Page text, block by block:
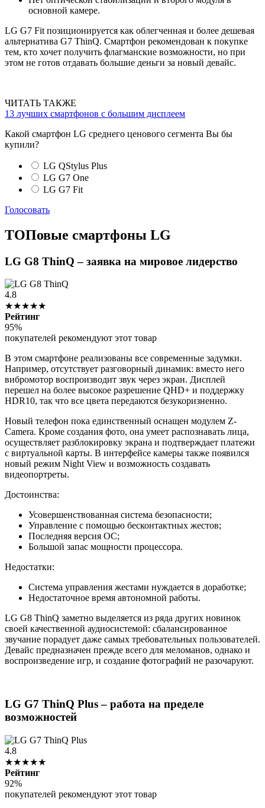
основной камере.
LG G7 Fit позиционируется как облегченная и более дешевая
альтернатива G7 ThinQ. Смартфон рекомендован к покупке
тем, кто хочет получить флагманские возможности, но при
этом не готов отдавать большие деньги за новый девайс.
ЧИТАТЬ ТАКЖЕ
13 лучших смартфонов с большим дисплеем
Какой смартфон LG среднего ценового сегмента Вы бы
купили?
LG QStylus Plus
LG G7 One
LG G7 Fit
Голосовать
ТОПовые смартфоны LG
LG G8 ThinQ – заявка на мировое лидерство
4.8
★★★★★
Рейтинг
95%
покупателей рекомендуют этот товар
В этом смартфоне реализованы все современные задумки.
Например, отсутствует разговорный динамик: вместо него
вибромотор воспроизводит звук через экран. Дисплей
перешел на более высокое разрешение QHD+ и поддержку
HDR10, так что все цвета передаются безукоризненно.
Новый телефон пока единственный оснащен модулем Z-
Camera. Кроме создания фото, она умеет распознавать лица,
осуществляет разблокировку экрана и подтверждает платежи
с виртуальной карты. В интерфейсе камеры также появился
новый режим Night View и возможность создавать
видеопортреты.
Достоинства:
Усовершенствованная система безопасности;
Управление с помощью бесконтактных жестов;
Последняя версия ОС;
Большой запас мощности процессора.
Недостатки:
Система управления жестами нуждается в доработке;
Недостаточное время автономной работы.
LG G8 ThinQ заметно выделяется из ряда других новинок
своей качественной аудиосистемой: сбалансированное
звучание порадует даже самых требовательных пользователей.
Девайс предназначен прежде всего для меломанов, однако и
воспроизведение игр, и создание фотографий не разочаруют.
LG G7 ThinQ Plus – работа на пределе
возможностей
4.8
★★★★★
Рейтинг
92%
покупателей рекомендуют этот товар